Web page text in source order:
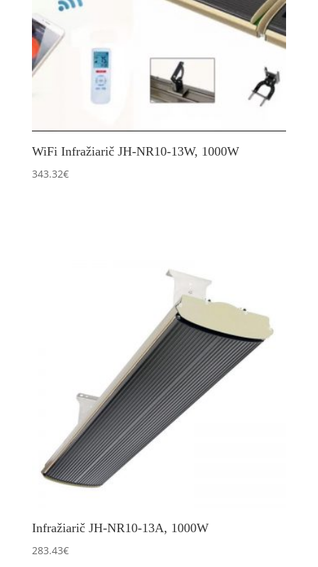
WiFi Infražiarič JH-NR10-13W, 1000W
343.32€
Infražiarič JH-NR10-13A, 1000W
283.43€